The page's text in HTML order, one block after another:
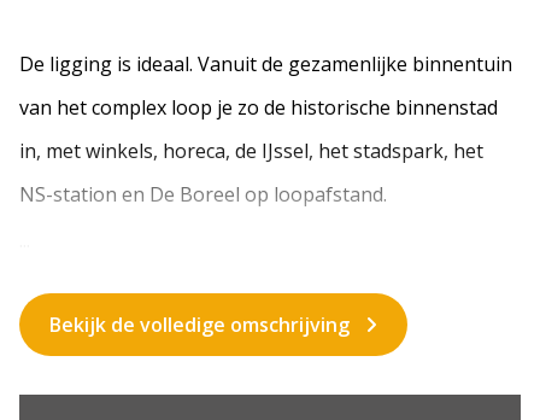
De ligging is ideaal. Vanuit de gezamenlijke binnentuin
van het complex loop je zo de historische binnenstad
in, met winkels, horeca, de IJssel, het stadspark, het
NS-station en De Boreel op loopafstand.
Bekijk de volledige omschrijving